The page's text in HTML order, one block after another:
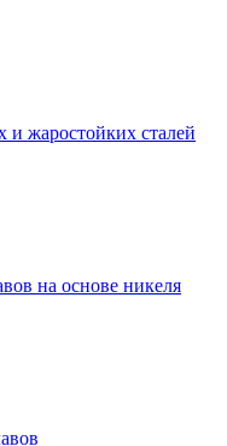
жаростойких сталей
на основе никеля